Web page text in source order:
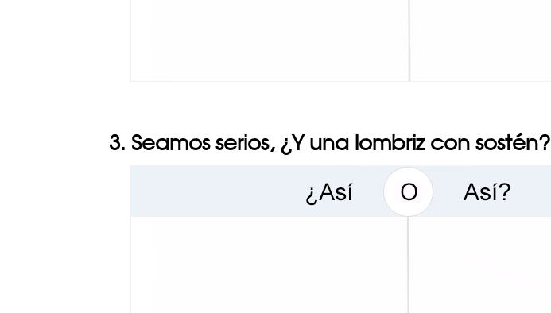
3. Seamos serios, ¿Y una lombriz con sostén?